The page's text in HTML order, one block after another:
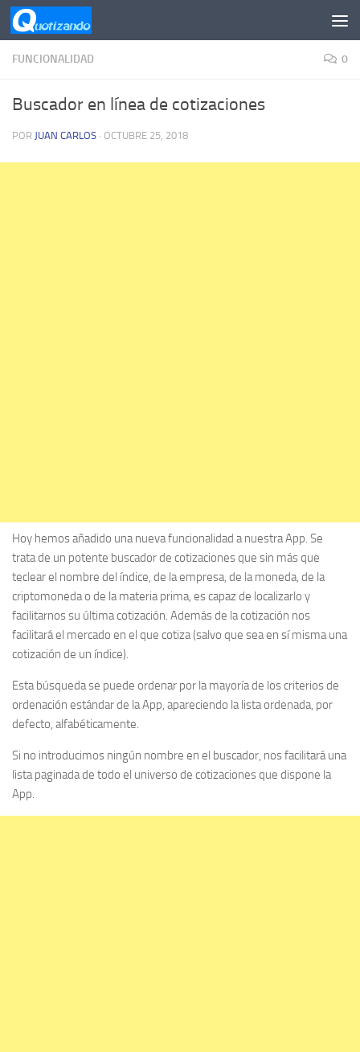
Saltar al contenido
FUNCIONALIDAD 0
Buscador en línea de cotizaciones
POR JUAN CARLOS · OCTUBRE 25, 2018
Hoy hemos añadido una nueva funcionalidad a nuestra App. Se
trata de un potente buscador de cotizaciones que sin más que
teclear el nombre del índice, de la empresa, de la moneda, de la
criptomoneda o de la materia prima, es capaz de localizarlo y
facilitarnos su última cotización. Además de la cotización nos
facilitará el mercado en el que cotiza (salvo que sea en sí misma una
cotización de un índice).
Esta búsqueda se puede ordenar por la mayoría de los criterios de
ordenación estándar de la App, apareciendo la lista ordenada, por
defecto, alfabéticamente.
Si no introducimos ningún nombre en el buscador, nos facilitará una
lista paginada de todo el universo de cotizaciones que dispone la
App.